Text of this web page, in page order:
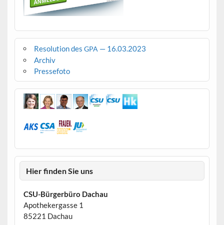
Resolution des GPA — 16.03.2023
Archiv
Pressefoto
Hier finden Sie uns
CSU-Bürgerbüro Dachau
Apothekergasse 1
85221 Dachau